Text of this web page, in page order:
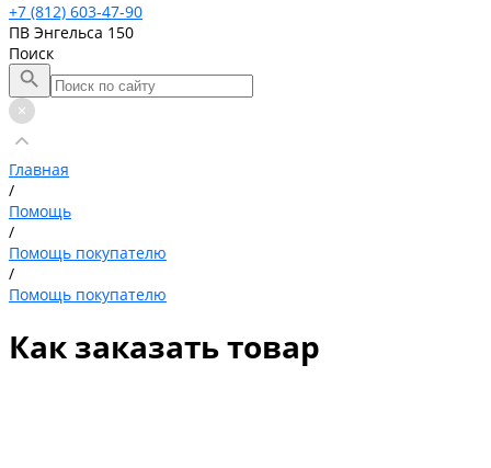
+7 (812) 603-47-90
ПВ Энгельса 150
Поиск
Главная
/
Помощь
/
Помощь покупателю
/
Помощь покупателю
Как заказать товар